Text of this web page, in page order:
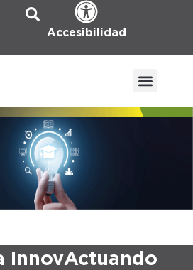
Accesibilidad
InnovActuando